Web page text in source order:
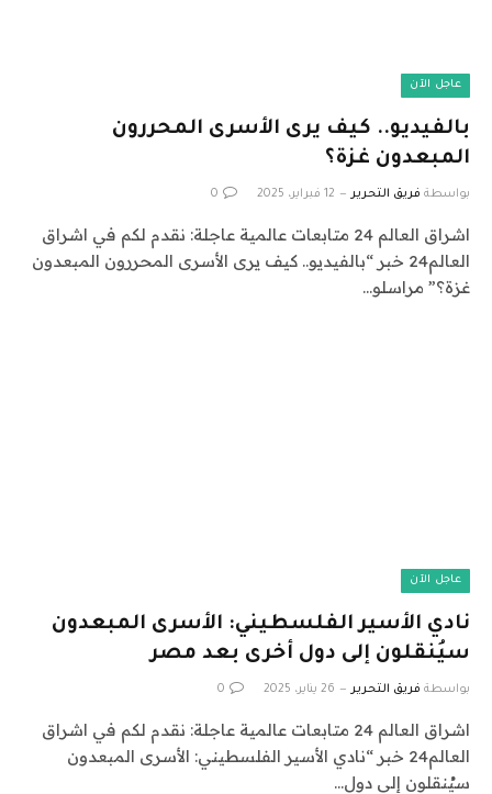
عاجل الآن
بالفيديو.. كيف يرى الأسرى المحررون
المبعدون غزة؟
بواسطة فريق التحرير 12 فبراير، 2025 0
اشراق العالم 24 متابعات عالمية عاجلة: نقدم لكم في اشراق
العالم24 خبر “بالفيديو.. كيف يرى الأسرى المحررون المبعدون
غزة؟” مراسلو…
عاجل الآن
نادي الأسير الفلسطيني: الأسرى المبعدون
سيُنقلون إلى دول أخرى بعد مصر
بواسطة فريق التحرير 26 يناير، 2025 0
اشراق العالم 24 متابعات عالمية عاجلة: نقدم لكم في اشراق
العالم24 خبر “نادي الأسير الفلسطيني: الأسرى المبعدون
سيُنقلون إلى دول…